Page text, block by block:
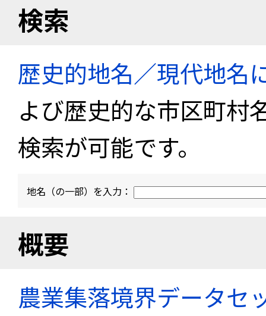
検索
歴史的地名／現代地名
よび歴史的な市区町村
検索が可能です。
地名（の一部）を入力：
概要
農業集落境界データセ